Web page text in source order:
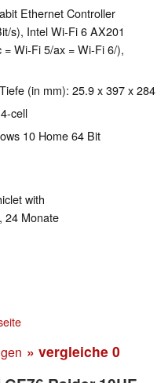
Ethernet Controller
s), Intel Wi-Fi 6 AX201
Wi-Fi 5/ax = Wi-Fi 6/),
(in mm): 25.9 x 397 x 284
cell
10 Home 64 Bit
with
24 Monate
» vergleiche 0